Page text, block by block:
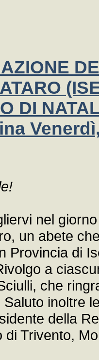
DI
nel
un abete
Provincia di
a
che
inoltre
della
di Trivento,